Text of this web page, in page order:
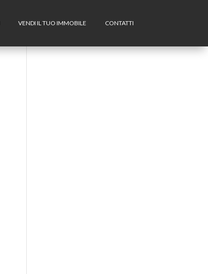
VENDI IL TUO IMMOBILE CONTATTI